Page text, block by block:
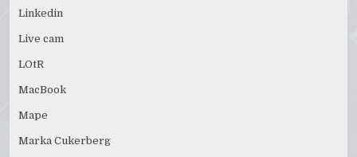
Linkedin
Live cam
LOtR
MacBook
Mape
Marka Cukerberg